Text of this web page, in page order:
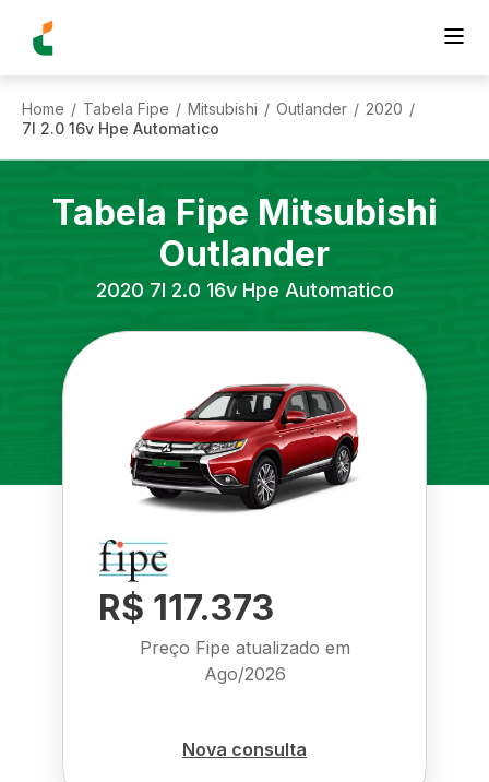
Home / Tabela Fipe / Mitsubishi / Outlander / 2020 /
7l 2.0 16v Hpe Automatico
Tabela Fipe Mitsubishi
Outlander
2020 7l 2.0 16v Hpe Automatico
R$ 117.373
Preço Fipe atualizado em
Ago/2026
Nova consulta